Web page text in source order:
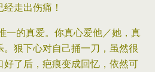
走出伤痛！
一的真爱。你真心爱他／她，真
狠下心对自己捅一刀，虽然很
了后，疤痕变成回忆，依然可